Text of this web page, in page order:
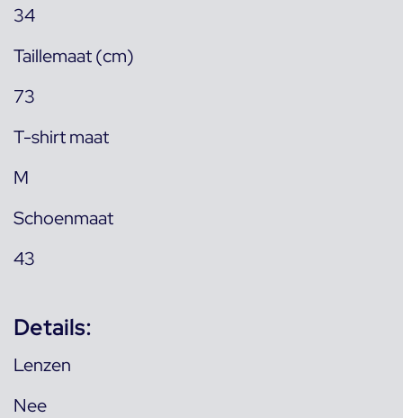
34
Taillemaat (cm)
73
T-shirt maat
M
Schoenmaat
43
Details:
Lenzen
Nee